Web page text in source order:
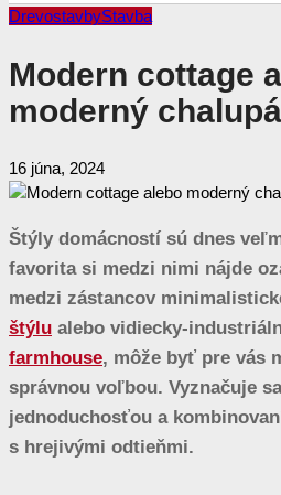
DrevostavbyStavba
Modern cottage
moderný
16 júna, 2024
Štýly domácností sú dnes
favorita si medzi nimi nájde
medzi zástancov
štýlu alebo vidiecky-
farmhouse, môže byť pre vás
správnou voľbou. Vyznačuje
jednoduchosťou a
s hrejivými odtieňmi.